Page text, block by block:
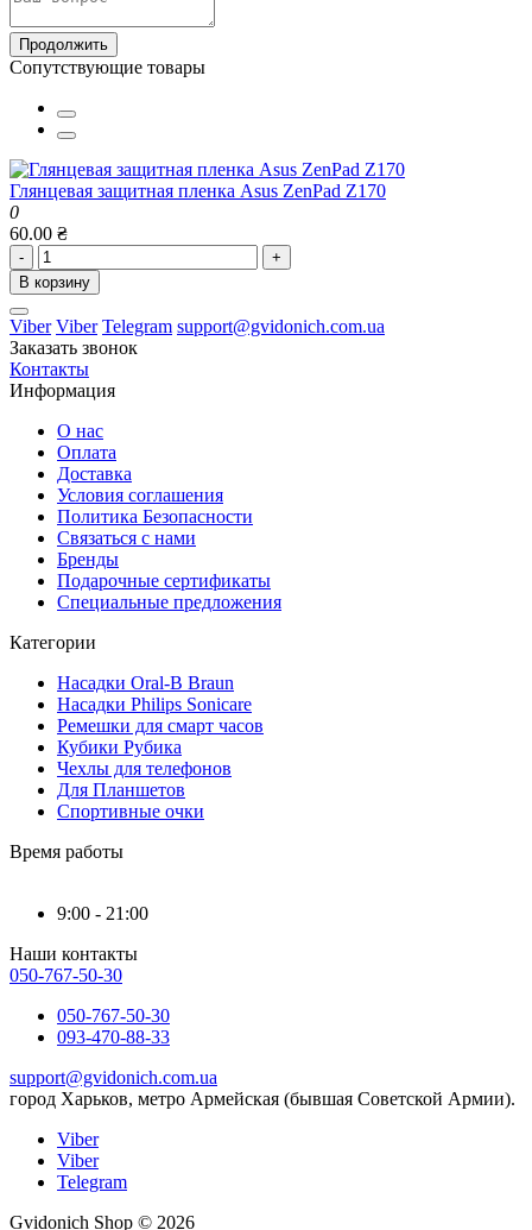
Продолжить
Сопутствующие товары
Глянцевая защитная пленка Asus ZenPad Z170
0
60.00 ₴
-
+
В корзину
Viber Viber Telegram support@gvidonich.com.ua
Заказать звонок
Контакты
Информация
О нас
Оплата
Доставка
Условия соглашения
Политика Безопасности
Связаться с нами
Бренды
Подарочные сертификаты
Специальные предложения
Категории
Насадки Oral-B Braun
Насадки Philips Sonicare
Ремешки для смарт часов
Кубики Рубика
Чехлы для телефонов
Для Планшетов
Спортивные очки
Время работы
9:00 - 21:00
Наши контакты
050-767-50-30
050-767-50-30
093-470-88-33
support@gvidonich.com.ua
город Харьков, метро Армейская (бывшая Советской Армии).
Viber
Viber
Telegram
Gvidonich Shop © 2026